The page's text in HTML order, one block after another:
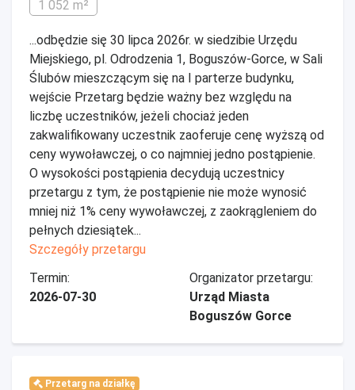
1 052 m²
...odbędzie się 30 lipca 2026r. w siedzibie Urzędu
Miejskiego, pl. Odrodzenia 1, Boguszów-Gorce, w Sali
Ślubów mieszczącym się na I parterze budynku,
wejście Przetarg będzie ważny bez względu na
liczbę uczestników, jeżeli chociaż jeden
zakwalifikowany uczestnik zaoferuje cenę wyższą od
ceny wywoławczej, o co najmniej jedno postąpienie.
O wysokości postąpienia decydują uczestnicy
przetargu z tym, że postąpienie nie może wynosić
mniej niż 1% ceny wywoławczej, z zaokrągleniem do
pełnych dziesiątek...
Szczegóły przetargu
Termin:
2026-07-30
Organizator przetargu:
Urząd Miasta
Boguszów Gorce
Przetarg na działkę